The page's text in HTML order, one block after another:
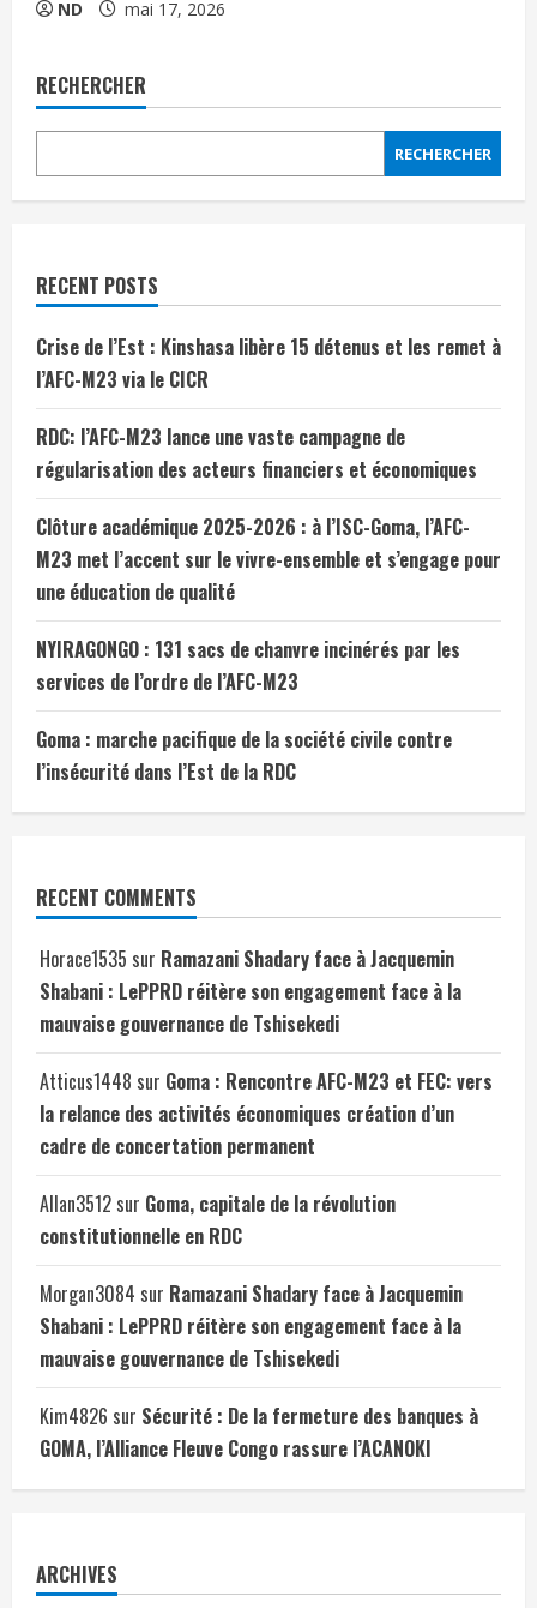
ND mai 17, 2026
RECHERCHER
RECHERCHER
RECENT POSTS
Crise de l’Est : Kinshasa libère 15 détenus et les remet à
l’AFC-M23 via le CICR
RDC: l’AFC-M23 lance une vaste campagne de
régularisation des acteurs financiers et économiques
Clôture académique 2025-2026 : à l’ISC-Goma, l’AFC-
M23 met l’accent sur le vivre-ensemble et s’engage pour
une éducation de qualité
NYIRAGONGO : 131 sacs de chanvre incinérés par les
services de l’ordre de l’AFC-M23
Goma : marche pacifique de la société civile contre
l’insécurité dans l’Est de la RDC
RECENT COMMENTS
Horace1535 sur Ramazani Shadary face à Jacquemin
Shabani : LePPRD réitère son engagement face à la
mauvaise gouvernance de Tshisekedi
Atticus1448 sur Goma : Rencontre AFC-M23 et FEC: vers
la relance des activités économiques création d’un
cadre de concertation permanent
Allan3512 sur Goma, capitale de la révolution
constitutionnelle en RDC
Morgan3084 sur Ramazani Shadary face à Jacquemin
Shabani : LePPRD réitère son engagement face à la
mauvaise gouvernance de Tshisekedi
Kim4826 sur Sécurité : De la fermeture des banques à
GOMA, l’Alliance Fleuve Congo rassure l’ACANOKI
ARCHIVES